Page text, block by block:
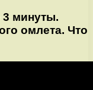
минуты.
омлета. Что